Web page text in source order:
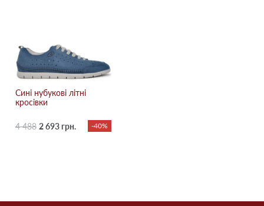
Сині нубукові літні
кросівки
4 488 2 693 грн. -40%